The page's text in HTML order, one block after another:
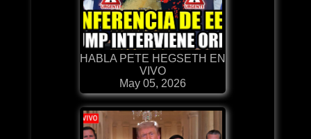
HABLA PETE HEGSETH EN
VIVO
May 05, 2026